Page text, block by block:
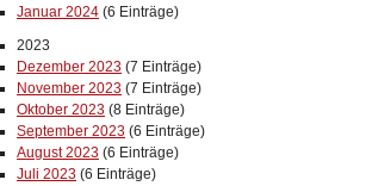
Januar 2024 (6 Einträge)
2023
Dezember 2023 (7 Einträge)
November 2023 (7 Einträge)
Oktober 2023 (8 Einträge)
September 2023 (6 Einträge)
August 2023 (6 Einträge)
Juli 2023 (6 Einträge)